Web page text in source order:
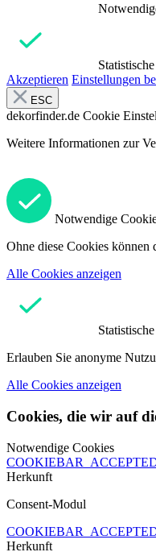
Akzeptieren Einstellungen
ESC
dekorfinder.de Cookie
Weitere Informationen zur
Notwendige
Ohne diese Cookies können
Alle Cookies anzeigen
Erlauben Sie anonyme
Alle Cookies anzeigen
Cookies, die wir auf
Notwendige Cookies
Herkunft
Consent-Modul
Herkunft